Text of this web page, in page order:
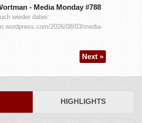
- Media Monday #788
wieder dabei:
2026/08/03/media-
Next »
HIGHLIGHTS